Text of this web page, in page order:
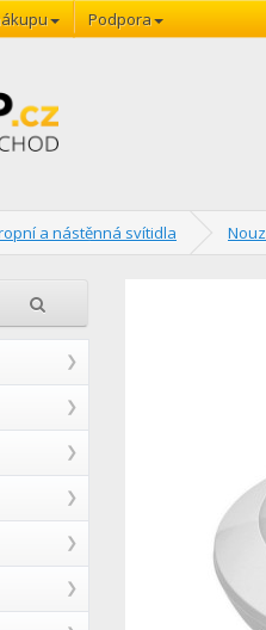
Podpora
a nástěnná svítidla